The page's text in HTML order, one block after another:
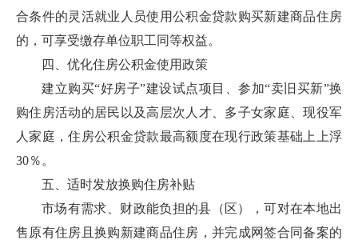
合条件的灵活就业人员使用公积金贷款购买新建商品住房
的，可享受缴存单位职工同等权益。
四、优化住房公积金使用政策
建立购买“好房子”建设试点项目、参加“卖旧买新”换
购住房活动的居民以及高层次人才、多子女家庭、现役军
人家庭，住房公积金贷款最高额度在现行政策基础上上浮
30％。
五、适时发放换购住房补贴
市场有需求、财政能负担的县（区），可对在本地出
售原有住房且换购新建商品住房，并完成网签合同备案的